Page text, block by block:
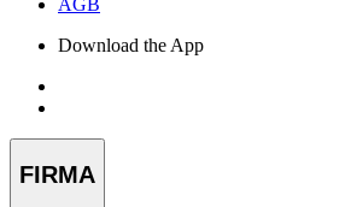
Download the App
FIRMA